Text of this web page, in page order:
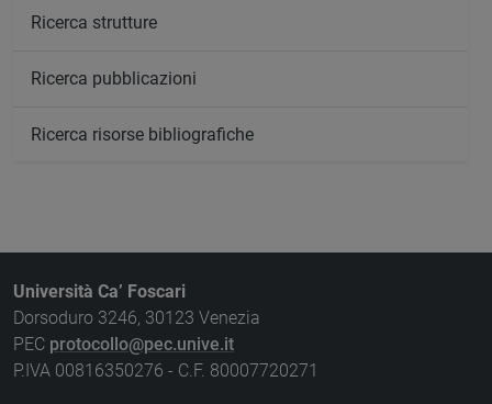
Ricerca strutture
Ricerca pubblicazioni
Ricerca risorse bibliografiche
Università Ca’ Foscari
Dorsoduro 3246, 30123 Venezia
PEC protocollo@pec.unive.it
P.IVA 00816350276 - C.F. 80007720271